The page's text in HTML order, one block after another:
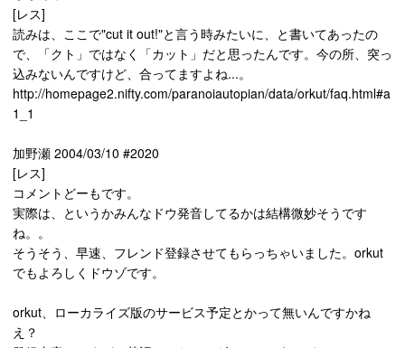
[レス]
読みは、ここで"cut it out!"と言う時みたいに、と書いてあったの
で、「クト」ではなく「カット」だと思ったんです。今の所、突っ
込みないんですけど、合ってますよね...。
http://homepage2.nifty.com/paranoiautopian/data/orkut/faq.html#a
1_1
加野瀬 2004/03/10 #2020
[レス]
コメントどーもです。
実際は、というかみんなドウ発音してるかは結構微妙そうです
ね。。
そうそう、早速、フレンド登録させてもらっちゃいました。orkut
でもよろしくドウゾです。
orkut、ローカライズ版のサービス予定とかって無いんですかね
え？